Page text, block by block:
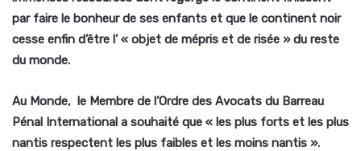
par faire le bonheur de ses enfants et que le continent noir
cesse enfin d’être l’ « objet de mépris et de risée » du reste
du monde.
Au Monde, le Membre de l’Ordre des Avocats du Barreau
Pénal International a souhaité que « les plus forts et les plus
nantis respectent les plus faibles et les moins nantis ».